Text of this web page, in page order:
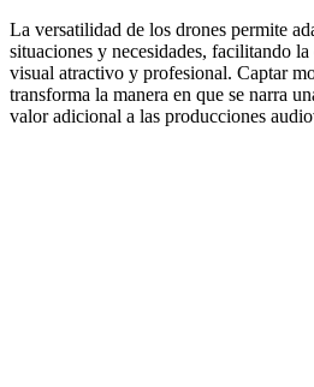
La versatilidad de los drones permite
situaciones y necesidades, facilitando
visual atractivo y profesional. Captar
transforma la manera en que se narra
valor adicional a las producciones